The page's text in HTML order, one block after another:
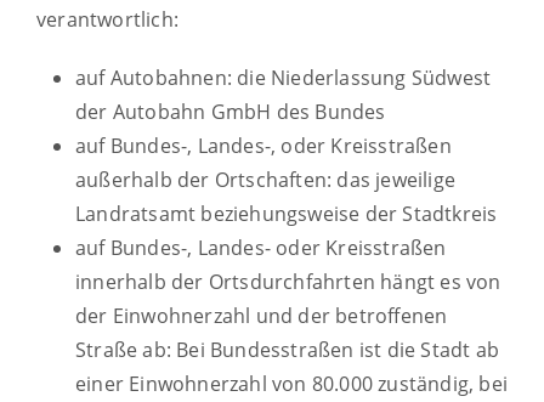
verantwortlich:
auf Autobahnen: die Niederlassung Südwest
der Autobahn GmbH des Bundes
auf Bundes-, Landes-, oder Kreisstraßen
außerhalb der Ortschaften: das jeweilige
Landratsamt beziehungsweise der Stadtkreis
auf Bundes-, Landes- oder Kreisstraßen
innerhalb der Ortsdurchfahrten hängt es von
der Einwohnerzahl und der betroffenen
Straße ab: Bei Bundesstraßen ist die Stadt ab
einer Einwohnerzahl von 80.000 zuständig, bei